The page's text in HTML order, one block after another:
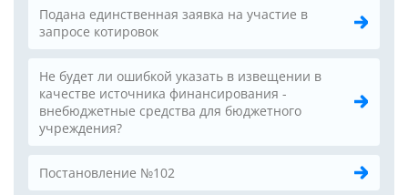
Подана единственная заявка на участие в
запросе котировок
Не будет ли ошибкой указать в извещении в
качестве источника финансирования -
внебюджетные средства для бюджетного
учреждения?
Постановление №102